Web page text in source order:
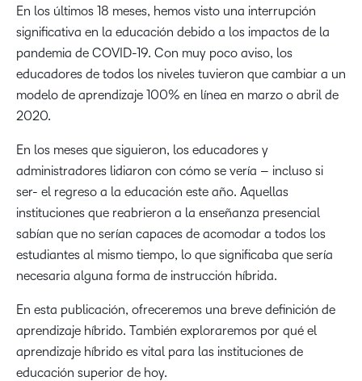
En los últimos 18 meses, hemos visto una interrupción
significativa en la educación debido a los impactos de la
pandemia de COVID-19. Con muy poco aviso, los
educadores de todos los niveles tuvieron que cambiar a un
modelo de aprendizaje 100% en línea en marzo o abril de
2020.
En los meses que siguieron, los educadores y
administradores lidiaron con cómo se vería – incluso si
ser- el regreso a la educación este año. Aquellas
instituciones que reabrieron a la enseñanza presencial
sabían que no serían capaces de acomodar a todos los
estudiantes al mismo tiempo, lo que significaba que sería
necesaria alguna forma de instrucción híbrida.
En esta publicación, ofreceremos una breve definición de
aprendizaje híbrido. También exploraremos por qué el
aprendizaje híbrido es vital para las instituciones de
educación superior de hoy.